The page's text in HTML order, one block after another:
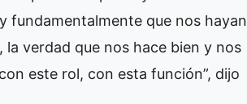
fundamentalmente que nos hayan
verdad que nos hace bien y nos
este rol, con esta función”, dijo